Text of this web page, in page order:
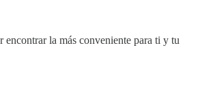
la más conveniente para ti y tu